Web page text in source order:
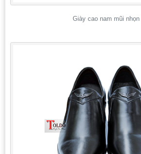
Giày cao nam mũi nhọn